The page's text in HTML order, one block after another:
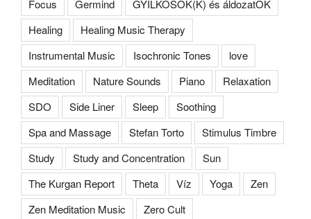
Focus Germind
GYILKOSOK(K) és áldozatOK
Healing
Healing Music Therapy
Instrumental Music
Isochronic Tones
love
Meditation
Nature Sounds Piano
Relaxation
SDO
Side Liner Sleep
Soothing
Spa and Massage
Stefan Torto
Stimulus Timbre
Study
Study and Concentration
Sun
The Kurgan Report
Theta Víz Yoga
Zen
Zen Meditation Music
Zero Cult